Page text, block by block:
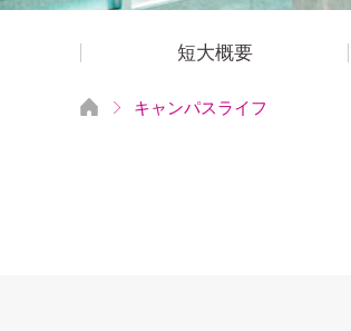
短大概要
キャンパスライフ